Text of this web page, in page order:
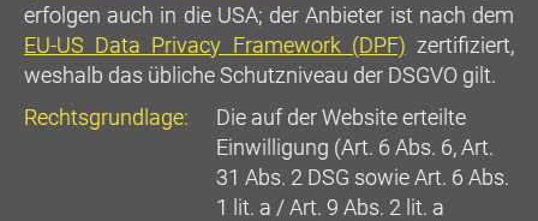
erfolgen auch in die USA; der Anbieter ist nach dem
EU-US Data Privacy Framework (DPF) zertifiziert,
weshalb das übliche Schutzniveau der DSGVO gilt.
Rechtsgrundlage:
Die auf der Website erteilte
Einwilligung (Art. 6 Abs. 6, Art.
31 Abs. 2 DSG sowie Art. 6 Abs.
1 lit. a / Art. 9 Abs. 2 lit. a